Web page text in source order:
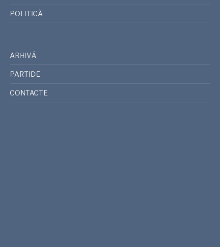
POLITICĂ
ARHIVĂ
PARTIDE
CONTACTE